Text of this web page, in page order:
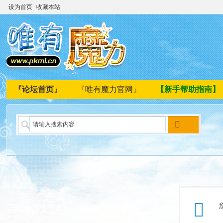
设为首页 收藏本站
『论坛首页』 『唯有魔力官网』 【新手帮助指南】
搜
索